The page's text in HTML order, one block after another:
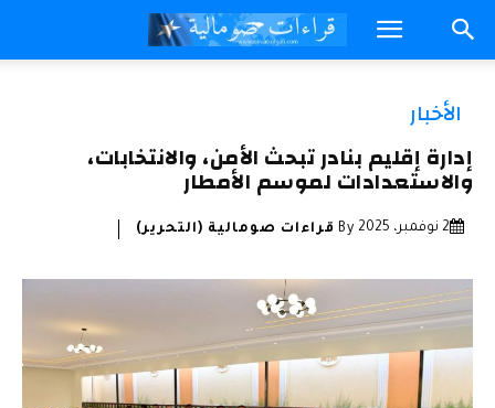
الأخبار
إدارة إقليم بنادر تبحث الأمن، والانتخابات،
والاستعدادات لموسم الأمطار
2 نوفمبر، 2025 By قراءات صومالية (التحرير)